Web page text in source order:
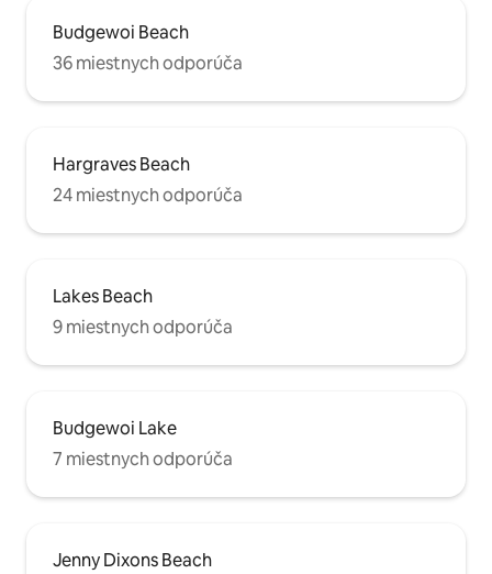
Budgewoi Beach
36 miestnych odporúča
Hargraves Beach
24 miestnych odporúča
Lakes Beach
9 miestnych odporúča
Budgewoi Lake
7 miestnych odporúča
Jenny Dixons Beach